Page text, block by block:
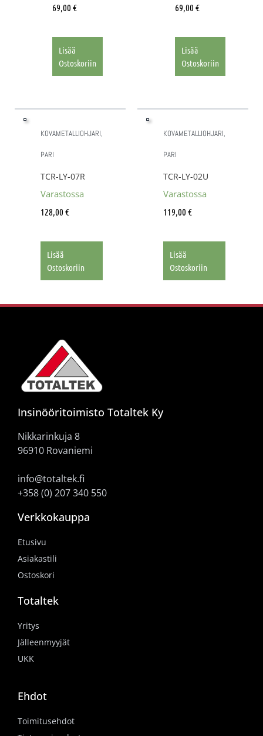
69,00 €
Lisää
Ostoskoriin
69,00 €
Lisää
Ostoskoriin
KOVAMETALLIOHJARI,
PARI
TCR-LY-07R
Varastossa
128,00 €
Lisää
Ostoskoriin
KOVAMETALLIOHJARI,
PARI
TCR-LY-02U
Varastossa
119,00 €
Lisää
Ostoskoriin
Insinööritoimisto Totaltek Ky
Nikkarinkuja 8
96910 Rovaniemi
info@totaltek.fi
+358 (0) 207 340 550
Verkkokauppa
Etusivu
Asiakastili
Ostoskori
Totaltek
Yritys
Jälleenmyyjät
UKK
Ehdot
Toimitusehdot